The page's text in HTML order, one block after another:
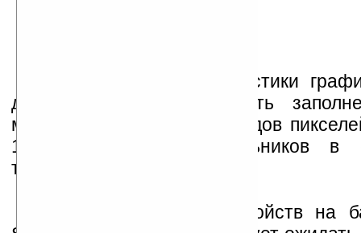
Технические характеристики
довольно высоки: скорость
миллионов до 1.2 миллиардов
13.5 миллионов треугольников в
тактовой частоте 200 МГц.
Появление новых устройств на